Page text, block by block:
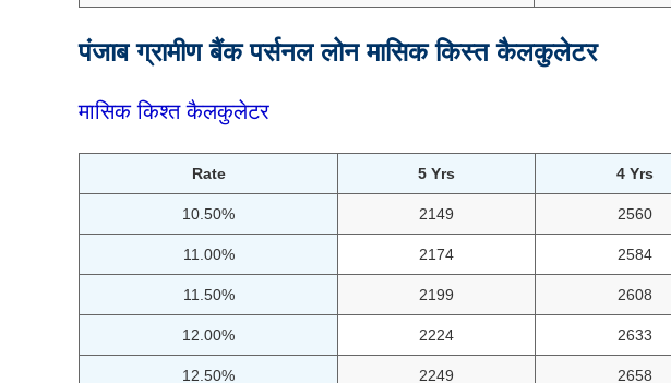
पंजाब ग्रामीण बैंक पर्सनल लोन मासिक किस्त कैलकुलेटर
मासिक किश्तकैलकुलेटर
Rate 5 Yrs 4 Yrs
10.50% 2149 2560
11.00% 2174 2584
11.50% 2199 2608
12.00% 2224 2633
12.50% 2249 2658